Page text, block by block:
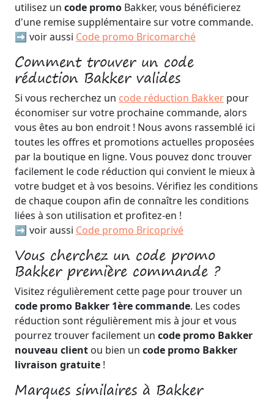
utilisez un code promo Bakker, vous bénéficierez
d'une remise supplémentaire sur votre commande.
➡️ voir aussi Code promo Bricomarché
Comment trouver un code
réduction Bakker valides
Si vous recherchez un code réduction Bakker pour
économiser sur votre prochaine commande, alors
vous êtes au bon endroit ! Nous avons rassemblé ici
toutes les offres et promotions actuelles proposées
par la boutique en ligne. Vous pouvez donc trouver
facilement le code réduction qui convient le mieux à
votre budget et à vos besoins. Vérifiez les conditions
de chaque coupon afin de connaître les conditions
liées à son utilisation et profitez-en !
➡️ voir aussi Code promo Bricoprivé
Vous cherchez un code promo
Bakker première commande ?
Visitez régulièrement cette page pour trouver un
code promo Bakker 1ère commande. Les codes
réduction sont régulièrement mis à jour et vous
pourrez trouver facilement un code promo Bakker
nouveau client ou bien un code promo Bakker
livraison gratuite !
Marques similaires à Bakker